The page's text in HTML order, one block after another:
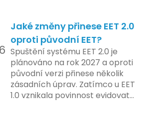
integraci systému EET 2.0 do
praxe, s povinností prodejců
zapojit se do nového systému,
včetně zvýšeného dohledu nad
dodržováním pravidel.
pokladen, co se občas zasekly, až
po ty nejmodernější dotykové
systémy, co umí pomalu i kafe
uvařit. A jedno vím jistě: legislativa
se mění, ale základní pravidlo
zůstává – pokladna musí šlapat
jako hodinky. Jinak jsou problémy.
Jaké změny přinese EET 2.0
oproti původní EET?
Spuštění systému EET 2.0 je
plánováno na rok 2027 a oproti
původní verzi přinese několik
zásadních úprav. Zatímco u EET
1.0 vznikala povinnost evidovat